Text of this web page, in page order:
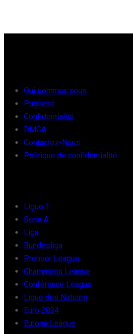
Qui sommes nous
Publicité
Confidentialité
DMCA
Contactez-Nous
Politique de confidentialité
Ligue 1
Seria A
Liga
Bundesliga
Premier League
Champions League
Conférence League
Ligue des Nations
Euro 2024
Europa League